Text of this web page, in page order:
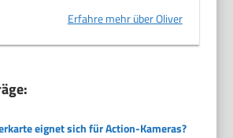
Erfahre mehr über Oliver
eignet sich für Action-Kameras?